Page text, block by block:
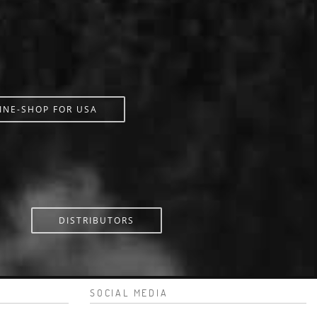
SHOP FOR USA
DISTRIBUTORS
SOCIAL MEDIA